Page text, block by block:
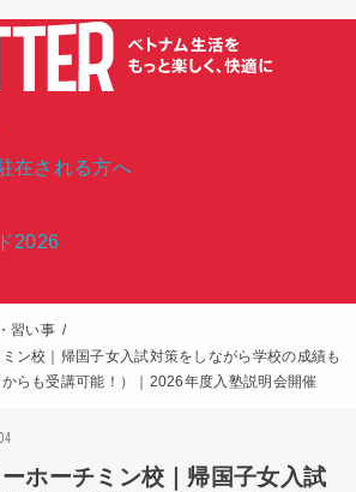
在される方へ
2026
習い事
ン校｜帰国子女入試対策をしながら学校の成績も
らも受講可能！）｜2026年度入塾説明会開催
ホーチミン校｜帰国子女入試